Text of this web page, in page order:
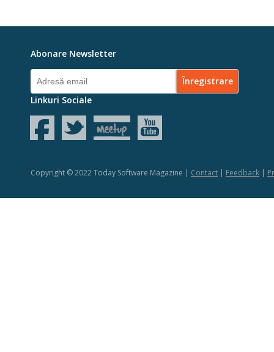
Abonare Newsletter
Linkuri Sociale
Copyright © 2022 Today Software Magazine | Contact | Feedback |